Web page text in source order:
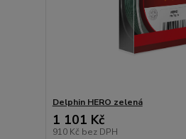
Delphin HERO zelená
1 101 Kč
910 Kč bez DPH